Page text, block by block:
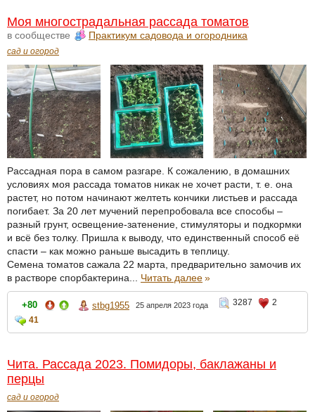
Моя многострадальная рассада томатов
в сообществе Практикум садовода и огородника
сад и огород
Рассадная пора в самом разгаре. К сожалению, в домашних
условиях моя рассада томатов никак не хочет расти, т. е. она
растет, но потом начинают желтеть кончики листьев и рассада
погибает. За 20 лет мучений перепробовала все способы –
разный грунт, освещение-затенение, стимуляторы и подкормки
и всё без толку. Пришла к выводу, что единственный способ её
спасти – как можно раньше высадить в теплицу.
Семена томатов сажала 22 марта, предварительно замочив их
в растворе спорбактерина... Читать далее»
+80 stbg1955 25 апреля 2023 года 3287
2
41
Чита. Рассада 2023. Помидоры, баклажаны и
перцы
сад и огород